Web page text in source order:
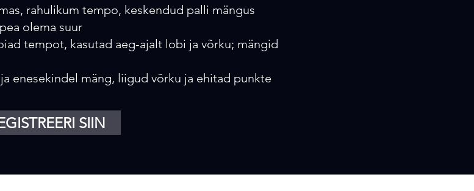
rahulikum tempo, keskendud palli mängus
olema suur
tempot, kasutad aeg-ajalt lobi ja võrku; mängid
enesekindel mäng, liigud võrku ja ehitad punkte
SIIN